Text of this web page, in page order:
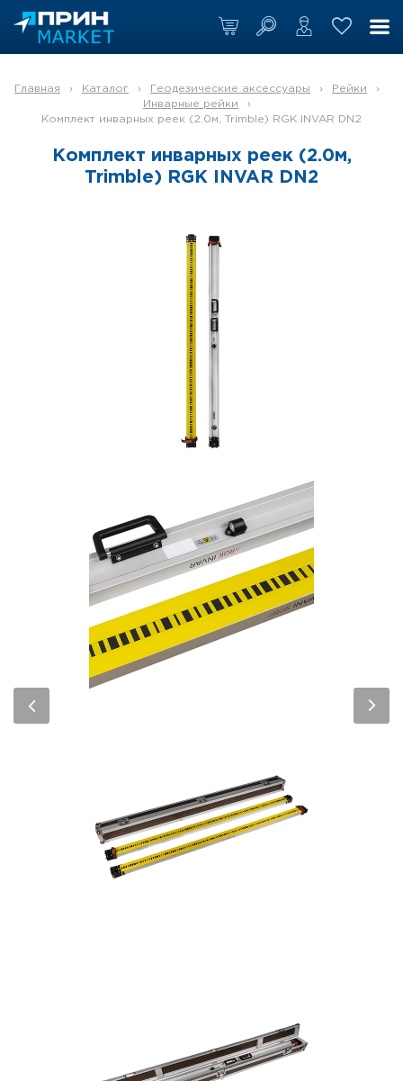
Главная › Каталог › Геодезические аксессуары › Рейки
›
Инварные рейки
›
Комплект инварных реек (2.0м, Trimble) RGK INVAR DN2
Комплект инварных реек (2.0м,
Trimble) RGK INVAR DN2